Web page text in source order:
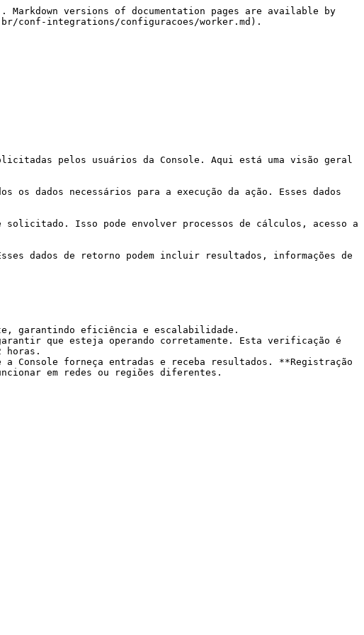
versions of documentation pages are available by
conf-integrations/configuracoes/worker.md).
pelos usuários da Console. Aqui está uma visão geral
os dados necessários para a execução da ação. Esses dados
solicitado. Isso pode envolver processos de cálculos, acesso a
dados de retorno podem incluir resultados, informações de
garantindo eficiência e escalabilidade.
que esteja operando corretamente. Esta verificação é
horas.
Console forneça entradas e receba resultados. **Registração
em redes ou regiões diferentes.